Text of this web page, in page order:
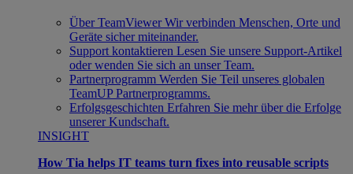
Über TeamViewer Wir verbinden Menschen, Orte und
Geräte sicher miteinander.
Support kontaktieren Lesen Sie unsere Support-Artikel
oder wenden Sie sich an unser Team.
Partnerprogramm Werden Sie Teil unseres globalen
TeamUP Partnerprogramms.
Erfolgsgeschichten Erfahren Sie mehr über die Erfolge
unserer Kundschaft.
INSIGHT
How Tia helps IT teams turn fixes into reusable scripts